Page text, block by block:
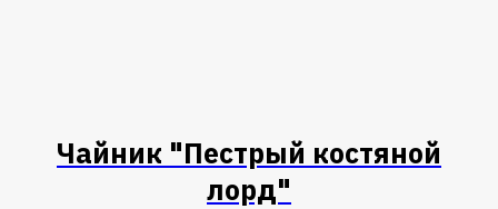
Чайник "Пестрый костяной
лорд"